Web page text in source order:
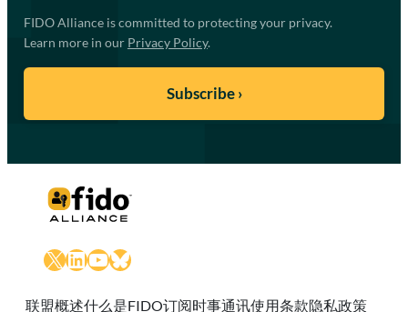
FIDO Alliance is committed to protecting your privacy.
Learn more in our Privacy Policy.
X LinkedIn
YouTube
Bluesky
联盟概述什么是FIDO订阅时事通讯使用条款隐私政策